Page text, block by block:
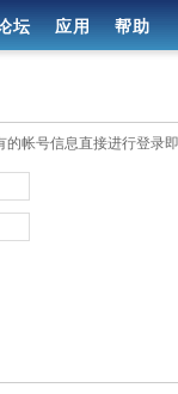
坛 应用 帮助
帐号信息直接进行登录